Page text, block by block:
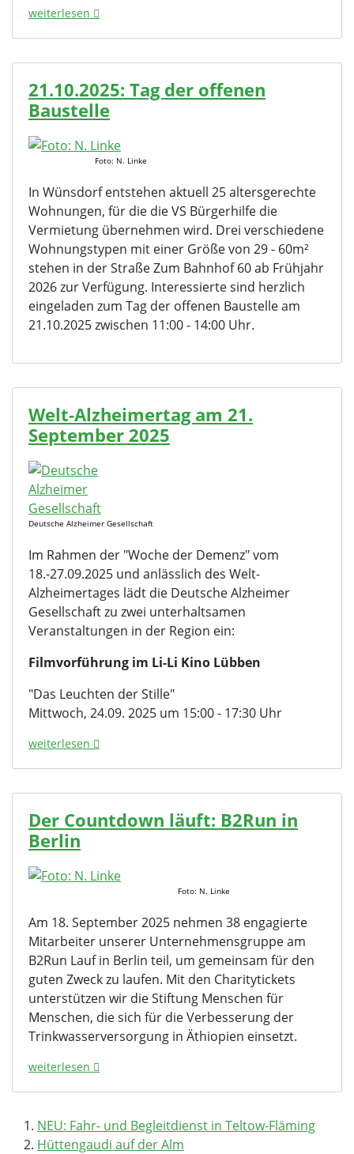
weiterlesen
21.10.2025: Tag der offenen
Baustelle
Foto: N. Linke
In Wünsdorf entstehen aktuell 25 altersgerechte
Wohnungen, für die die VS Bürgerhilfe die
Vermietung übernehmen wird. Drei verschiedene
Wohnungstypen mit einer Größe von 29 - 60m²
stehen in der Straße Zum Bahnhof 60 ab Frühjahr
2026 zur Verfügung. Interessierte sind herzlich
eingeladen zum Tag der offenen Baustelle am
21.10.2025 zwischen 11:00 - 14:00 Uhr.
Welt-Alzheimertag am 21.
September 2025
Deutsche Alzheimer Gesellschaft
Im Rahmen der "Woche der Demenz" vom
18.-27.09.2025 und anlässlich des Welt-
Alzheimertages lädt die Deutsche Alzheimer
Gesellschaft zu zwei unterhaltsamen
Veranstaltungen in der Region ein:
Filmvorführung im Li-Li Kino Lübben
"Das Leuchten der Stille"
Mittwoch, 24.09. 2025 um 15:00 - 17:30 Uhr
weiterlesen
Der Countdown läuft: B2Run in
Berlin
Foto: N. Linke
Am 18. September 2025 nehmen 38 engagierte
Mitarbeiter unserer Unternehmensgruppe am
B2Run Lauf in Berlin teil, um gemeinsam für den
guten Zweck zu laufen. Mit den Charitytickets
unterstützen wir die Stiftung Menschen für
Menschen, die sich für die Verbesserung der
Trinkwasserversorgung in Äthiopien einsetzt.
weiterlesen
NEU: Fahr- und Begleitdienst in Teltow-Fläming
Hüttengaudi auf der Alm